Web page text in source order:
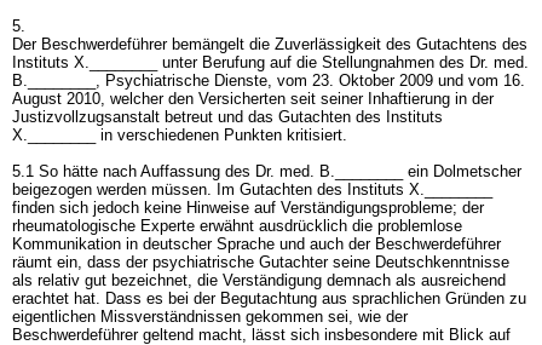
5.
Der Beschwerdeführer bemängelt die Zuverlässigkeit des Gutachtens des
Instituts X.________ unter Berufung auf die Stellungnahmen des Dr. med.
B.________, Psychiatrische Dienste, vom 23. Oktober 2009 und vom 16.
August 2010, welcher den Versicherten seit seiner Inhaftierung in der
Justizvollzugsanstalt betreut und das Gutachten des Instituts
X.________ in verschiedenen Punkten kritisiert.
5.1 So hätte nach Auffassung des Dr. med. B.________ ein Dolmetscher
beigezogen werden müssen. Im Gutachten des Instituts X.________
finden sich jedoch keine Hinweise auf Verständigungsprobleme; der
rheumatologische Experte erwähnt ausdrücklich die problemlose
Kommunikation in deutscher Sprache und auch der Beschwerdeführer
räumt ein, dass der psychiatrische Gutachter seine Deutschkenntnisse
als relativ gut bezeichnet, die Verständigung demnach als ausreichend
erachtet hat. Dass es bei der Begutachtung aus sprachlichen Gründen zu
eigentlichen Missverständnissen gekommen sei, wie der
Beschwerdeführer geltend macht, lässt sich insbesondere mit Blick auf